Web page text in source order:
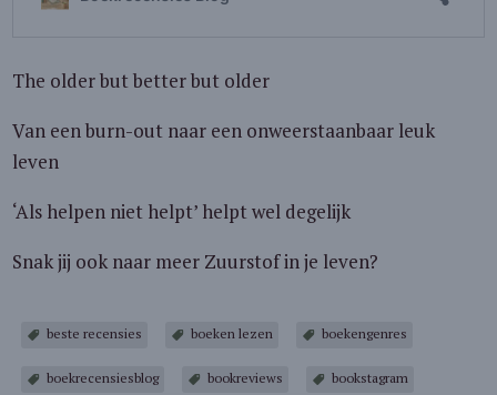
The older but better but older
Van een burn-out naar een onweerstaanbaar leuk
leven
‘Als helpen niet helpt’ helpt wel degelijk
Snak jij ook naar meer Zuurstof in je leven?
beste recensies boeken lezen boekengenres
boekrecensiesblog bookreviews bookstagram